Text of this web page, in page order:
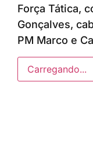
Força Tática,
Gonçalves,
PM Marco e
Carregando...